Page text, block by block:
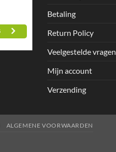
Betaling
Return Policy
Veelgestelde vragen
Mijn account
Verzending
ALGEMENE VOORWAARDEN